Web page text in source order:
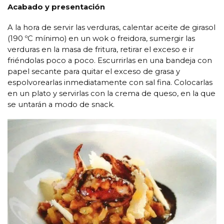
Acabado y presentación
A la hora de servir las verduras, calentar aceite de girasol
(190 ºC mínimo) en un wok o freidora, sumergir las
verduras en la masa de fritura, retirar el exceso e ir
friéndolas poco a poco. Escurrirlas en una bandeja con
papel secante para quitar el exceso de grasa y
espolvorearlas inmediatamente con sal fina. Colocarlas
en un plato y servirlas con la crema de queso, en la que
se untarán a modo de snack.